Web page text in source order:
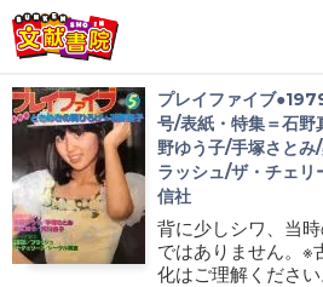
会員登録
ログイン
プレイファイブ
号/表紙・特集＝石野
野ゆう子/手塚さと
ラッシュ/ザ・チェ
信社
背に少しシワ、当
ではありません。※
化はご理解くださ